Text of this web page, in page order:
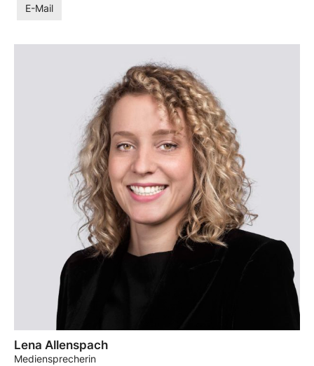
E-Mail
Lena Allenspach
Mediensprecherin